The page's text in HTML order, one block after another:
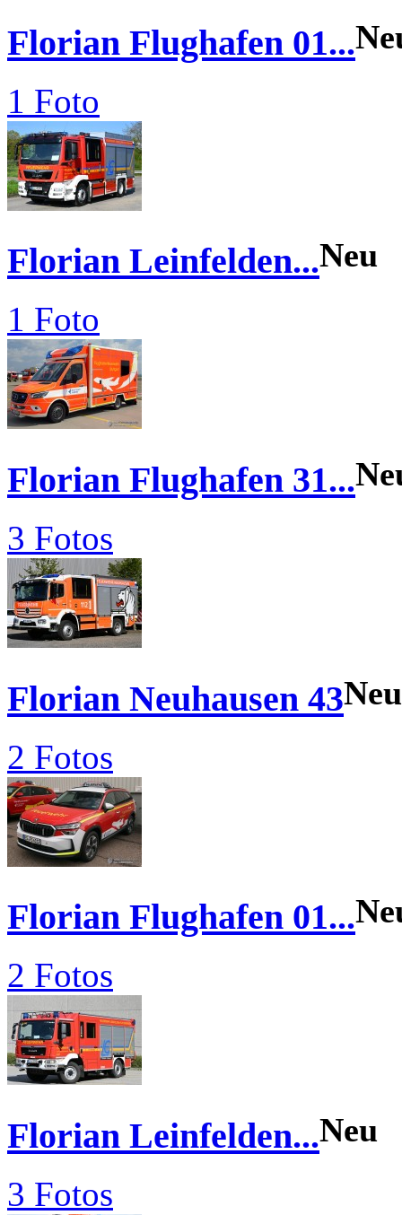
Florian Flughafen 01...
1 Foto
Florian Leinfelden...Neu
1 Foto
Florian Flughafen 31...
3 Fotos
Florian Neuhausen 43Neu
2 Fotos
Florian Flughafen 01...
2 Fotos
Florian Leinfelden...Neu
3 Fotos